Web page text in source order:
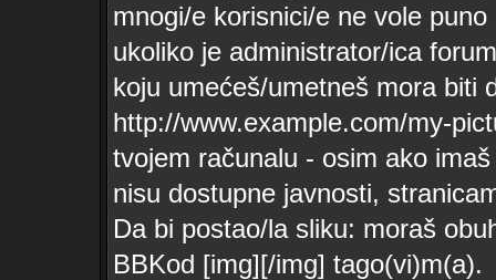
mnogi/e korisnici/e ne vole
ukoliko je administrator/ica
koju umećeš/umetneš mora biti
http://www.example.com/my-
tvojem računalu - osim ako
nisu dostupne javnosti,
Da bi postao/la sliku: moraš
BBKod [img][/img] tago(vi)m(a).